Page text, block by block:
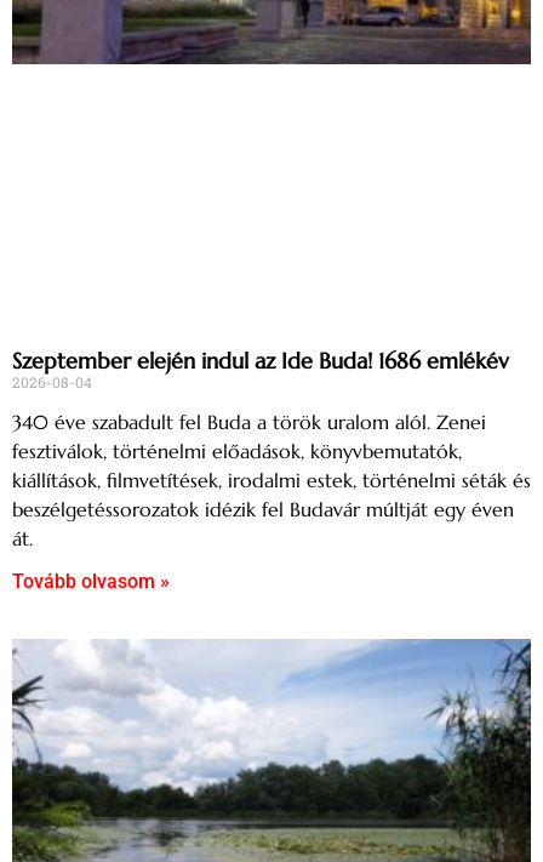
Szeptember elején indul az Ide Buda! 1686 emlékév
2026-08-04
340 éve szabadult fel Buda a török uralom alól. Zenei
fesztiválok, történelmi előadások, könyvbemutatók,
kiállítások, filmvetítések, irodalmi estek, történelmi séták és
beszélgetéssorozatok idézik fel Budavár múltját egy éven
át.
Tovább olvasom »